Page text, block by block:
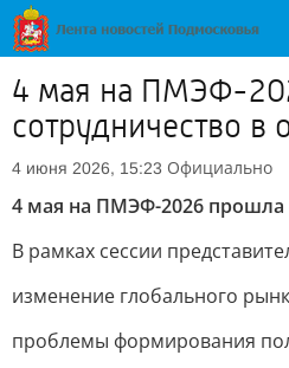
4 мая на ПМЭФ-
сотрудничество в
4 июня 2026, 15:23 Официально
4 мая на ПМЭФ-2026 прошла
В рамках сессии
изменение глобального
проблемы формирования